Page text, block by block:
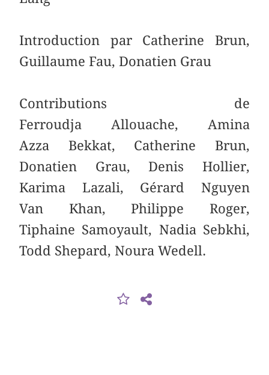
Introduction par Catherine Brun,
Guillaume Fau, Donatien Grau
Contributions de
Ferroudja Allouache, Amina
Azza Bekkat, Catherine Brun,
Donatien Grau, Denis Hollier,
Karima Lazali, Gérard Nguyen
Van Khan, Philippe Roger,
Tiphaine Samoyault, Nadia Sebkhi,
Todd Shepard, Noura Wedell.